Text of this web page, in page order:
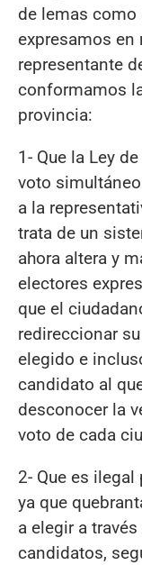
de lemas
expresamos en
representante
conformamos
provincia:
1- Que la Ley
voto
a la
trata de un
ahora altera y
electores
que el
redireccionar
elegido e
candidato al
desconocer la
voto de cada
2- Que es
ya que
a elegir a
candidatos,